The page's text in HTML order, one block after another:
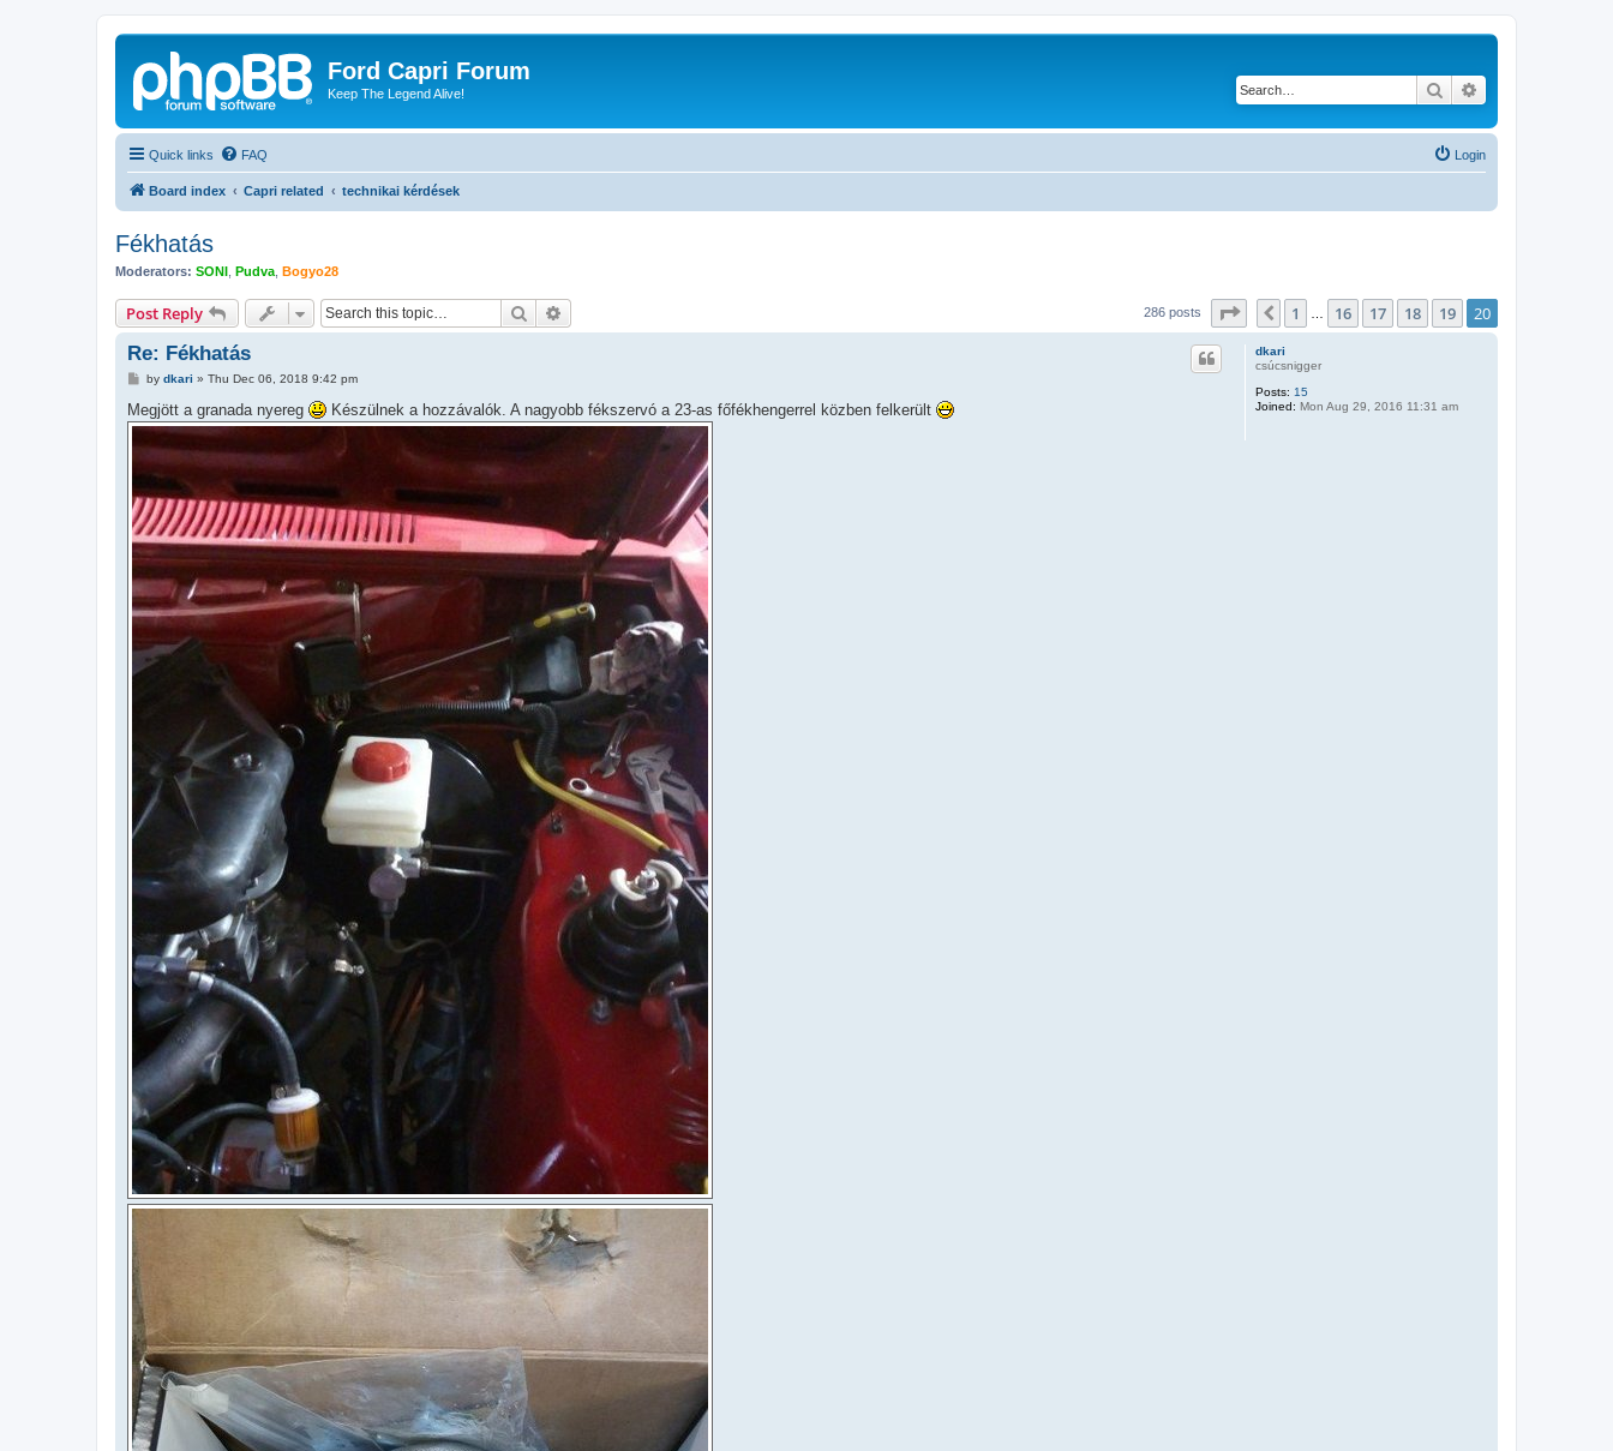
Ford Capri Forum
Keep The Legend Alive! Search
Quick links FAQ Login
Board index Capri related technikai kérdések
Fékhatás
Moderators: SONI Pudva Bogyo28
Post Reply Search 286 posts Page 20 of20
Previous
1 16 17 18 19 20
dkari
csúcsnigger
Posts: 15
Joined: Mon Aug 29, 2016 11:31 am
Re: Fékhatás
P
s
t
by dkari » Thu Dec 06, 2018 9:42 pm
Megjött a granada nyereg Készülnek a hozzávalók. A nagyobb fékszervó a 23-as főfékhengerrel közben felkerült